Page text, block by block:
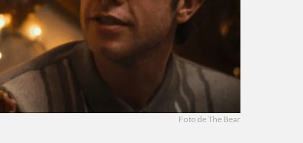
Foto de The Bear